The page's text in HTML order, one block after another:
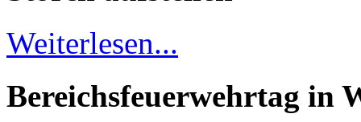
Weiterlesen...
Bereichsfeuerwehrtag in